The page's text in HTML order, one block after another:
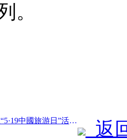
。
前一篇：文旅部官宣“5·19中國旅游日”活動 擬投入惠民補貼超10億元
返